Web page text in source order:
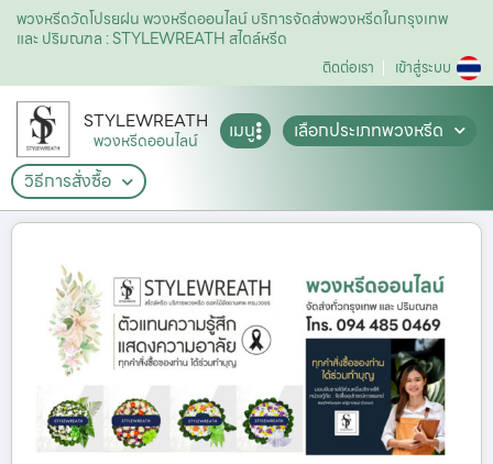
พวงหรีดวัดโปรยฝน พวงหรีดออนไลน์ บริการจัดส่งพวงหรีดในกรุงเทพ
และ ปริมณฑล : STYLEWREATH สไตล์หรีด
ติดต่อเรา เข้าสู่ระบบ
STYLEWREATH
พวงหรีดออนไลน์ เมนู
เลือกประเภทพวงหรีด
วิธีการสั่งซื้อ